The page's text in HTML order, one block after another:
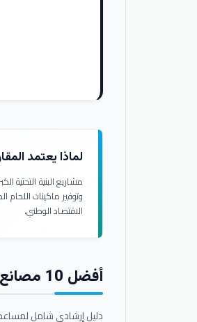
لماذا يعتمد
مشاريع البنية التحتية
وتوفير ماكينات اللحام
الاقتصاد الوطني.
أفضل 10 مصانع أنابيب بلاستيكية في العراق
دليل إرشادي شامل